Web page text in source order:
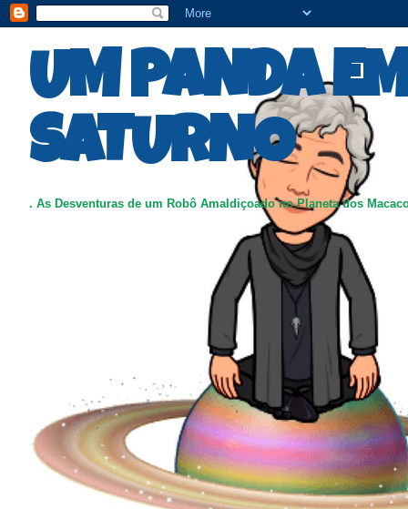
UM PANDA
SATURNO
. As Desventuras de um Robô Amaldiçoado no Planeta dos